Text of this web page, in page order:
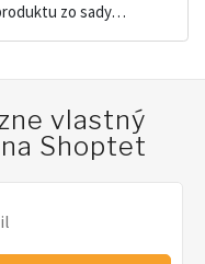
zo sady…
vlastný
Shoptet